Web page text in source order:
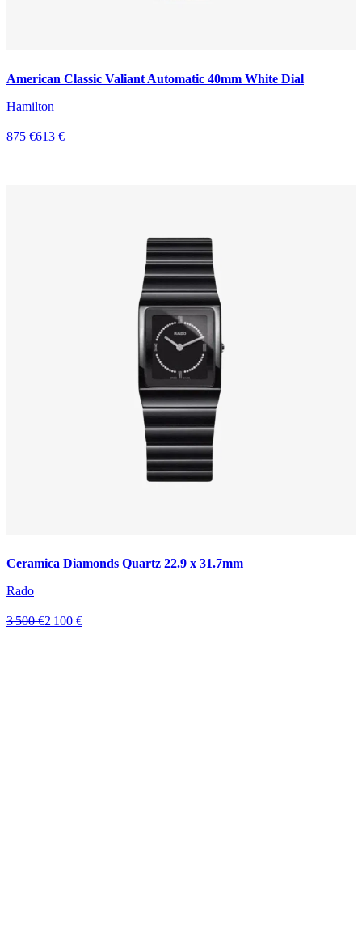
American Classic Valiant Automatic 40mm White Dial
Hamilton
875 €613 €
Ceramica Diamonds Quartz 22.9 x 31.7mm
Rado
3 500 €2 100 €